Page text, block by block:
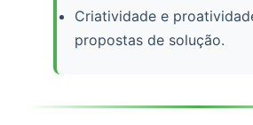
Criatividade e
propostas de solução.